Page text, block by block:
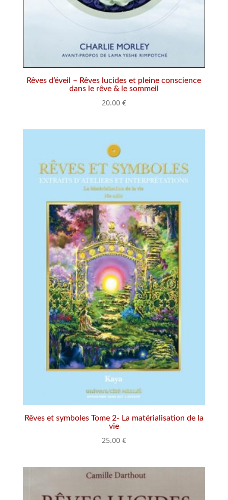
Rêves d’éveil – Rêves lucides et pleine conscience
dans le rêve & le sommeil
20.00 €
Rêves et symboles Tome 2- La matérialisation de la
vie
25.00 €